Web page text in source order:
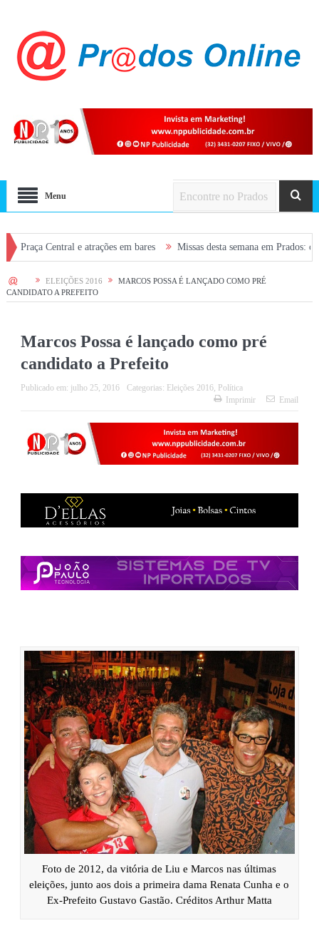
Menu
e atrações em bares Missas desta semana em Prados: confira a
HOME ELEIÇÕES 2016
MARCOS POSSA É LANÇADO COMO PRÉ
CANDIDATO A PREFEITO
Marcos Possa é lançado como pré
candidato a Prefeito
Publicado em: julho 25, 2016 Categorias: Eleições 2016, Política
Imprimir
Email
Foto de 2012, da vitória de Liu e Marcos nas últimas
eleições, junto aos dois a primeira dama Renata Cunha e o
Ex-Prefeito Gustavo Gastão. Créditos Arthur Matta